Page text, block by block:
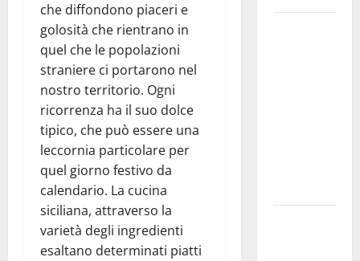
che diffondono piaceri e
golosità che rientrano in
quel che le popolazioni
straniere ci portarono nel
nostro territorio. Ogni
ricorrenza ha il suo dolce
tipico, che può essere una
leccornia particolare per
quel giorno festivo da
calendario. La cucina
siciliana, attraverso la
varietà degli ingredienti
esaltano determinati piatti